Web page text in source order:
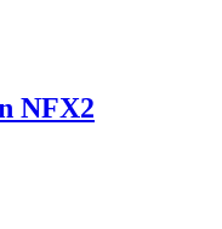
NFX2